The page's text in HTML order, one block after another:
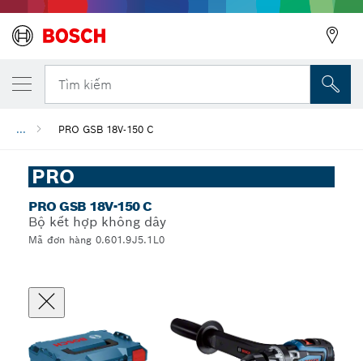
Tìm kiếm
... PRO GSB 18V-150 C
PRO
PRO GSB 18V-150 C
Bộ kết hợp không dây
Mã đơn hàng 0.601.9J5.1L0